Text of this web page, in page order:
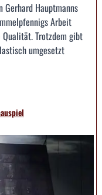
Hauptmanns
Arbeit
Trotzdem gibt
umgesetzt